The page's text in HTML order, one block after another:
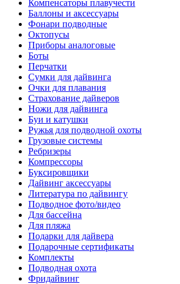
Компенсаторы плавучести
Баллоны и аксессуары
Фонари подводные
Октопусы
Приборы аналоговые
Боты
Перчатки
Сумки для дайвинга
Очки для плавания
Страхование дайверов
Ножи для дайвинга
Буи и катушки
Ружья для подводной охоты
Грузовые системы
Ребризеры
Компрессоры
Буксировщики
Дайвинг аксессуары
Литература по дайвингу
Подводное фото/видео
Для бассейна
Для пляжа
Подарки для дайвера
Подарочные сертификаты
Комплекты
Подводная охота
Фридайвинг